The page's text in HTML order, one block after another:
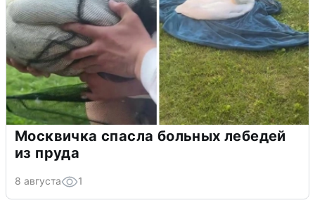
Москвичка спасла больных лебедей
из пруда
8 августа 1